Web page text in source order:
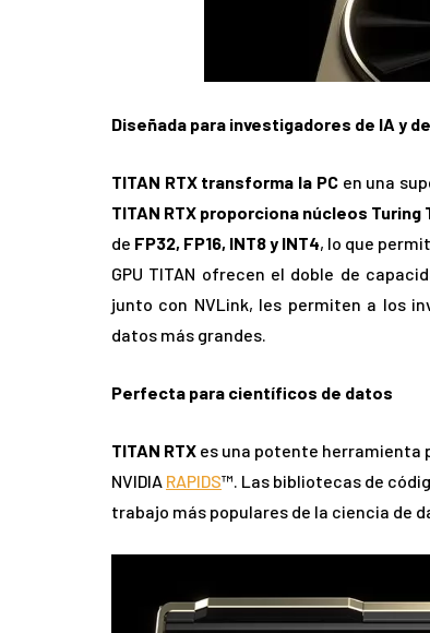
Diseñada para investigadores de IA y
TITAN RTX transforma la PCen una
TITAN RTX proporciona núcleos Turing
de FP32, FP16, INT8 y INT4, lo que
GPU TITAN ofrecen el doble de
junto con NVLink, les permiten a los
datos más grandes.
Perfecta para científicos de datos
TITAN RTX es una potente herramienta
NVIDIA RAPIDS™. Las bibliotecas de
trabajo más populares de la ciencia de